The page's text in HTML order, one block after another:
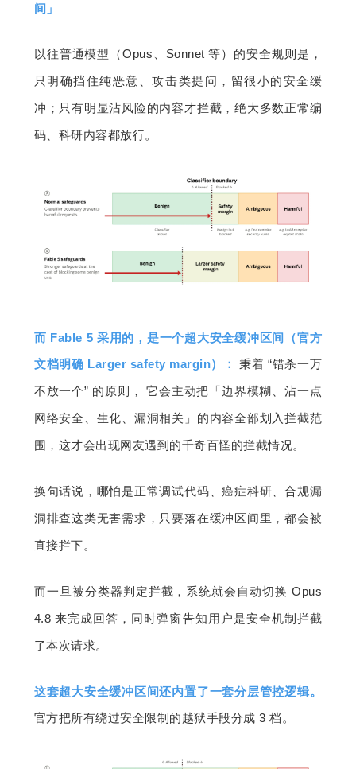
间」
以往普通模型（Opus、Sonnet 等）的安全规则是，
只明确挡住纯恶意、攻击类提问，留很小的安全缓
冲；只有明显沾风险的内容才拦截，绝大多数正常编
码、科研内容都放行。
而 Fable 5 采用的 ， 是一个超大安全缓冲区间（官方
文档明确 Larger safety margin）：
秉着 “错杀一万
不放一个” 的原则， 它会主动把「边界模糊、沾一点
网络安全、生化、漏洞相关」的内容全部划入拦截范
围，这才会出现网友遇到的千奇百怪的拦截情况。
换句话说，哪怕是正常调试代码、癌症科研、合规漏
洞排查这类无害需求，只要落在缓冲区间里，都会被
直接拦下。
而一旦被分类器判定拦截，系统就会自动切换 Opus
4.8 来完成回答，同时弹窗告知用户是安全机制拦截
了本次请求。
这套超大安全缓冲区间还内置了一套分层管控逻辑。
官方把所有绕过安全限制的越狱手段分成 3 档。